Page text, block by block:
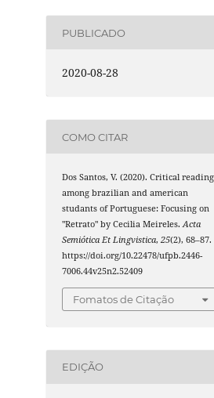
PUBLICADO
2020-08-28
COMO CITAR
Dos Santos, V. (2020). Critical reading
among brazilian and american
studants of Portuguese: Focusing on
"Retrato" by Cecilia Meireles.Acta
Semiótica Et Lingvistica,25(2), 68–87.
https://doi.org/10.22478/ufpb.2446-
7006.44v25n2.52409
Fomatos de Citação
EDIÇÃO